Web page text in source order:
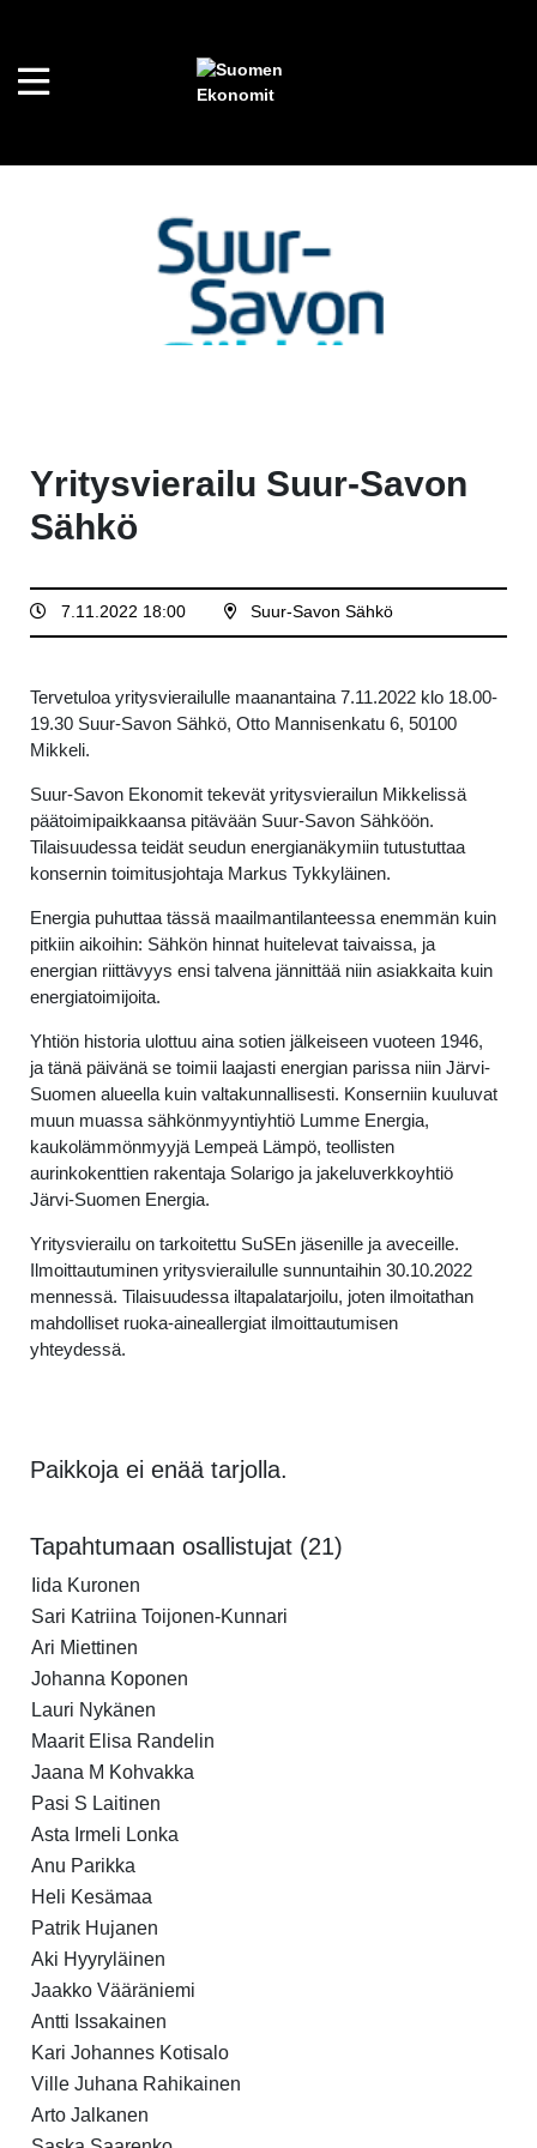
Yritysvierailu Suur-Savon
Sähkö
7.11.2022 18:00 Suur-Savon Sähkö
Tervetuloa yritysvierailulle maanantaina 7.11.2022 klo 18.00-
19.30 Suur-Savon Sähkö, Otto Mannisenkatu 6, 50100
Mikkeli.
Suur-Savon Ekonomit tekevät yritysvierailun Mikkelissä
päätoimipaikkaansa pitävään Suur-Savon Sähköön.
Tilaisuudessa teidät seudun energianäkymiin tutustuttaa
konsernin toimitusjohtaja Markus Tykkyläinen.
Energia puhuttaa tässä maailmantilanteessa enemmän kuin
pitkiin aikoihin: Sähkön hinnat huitelevat taivaissa, ja
energian riittävyys ensi talvena jännittää niin asiakkaita kuin
energiatoimijoita.
Yhtiön historia ulottuu aina sotien jälkeiseen vuoteen 1946,
ja tänä päivänä se toimii laajasti energian parissa niin Järvi-
Suomen alueella kuin valtakunnallisesti. Konserniin kuuluvat
muun muassa sähkönmyyntiyhtiö Lumme Energia,
kaukolämmönmyyjä Lempeä Lämpö, teollisten
aurinkokenttien rakentaja Solarigo ja jakeluverkkoyhtiö
Järvi-Suomen Energia.
Yritysvierailu on tarkoitettu SuSEn jäsenille ja aveceille.
Ilmoittautuminen yritysvierailulle sunnuntaihin 30.10.2022
mennessä. Tilaisuudessa iltapalatarjoilu, joten ilmoitathan
mahdolliset ruoka-aineallergiat ilmoittautumisen
yhteydessä.
Paikkoja ei enää tarjolla.
Tapahtumaan osallistujat (21)
Iida Kuronen
Sari Katriina Toijonen-Kunnari
Ari Miettinen
Johanna Koponen
Lauri Nykänen
Maarit Elisa Randelin
Jaana M Kohvakka
Pasi S Laitinen
Asta Irmeli Lonka
Anu Parikka
Heli Kesämaa
Patrik Hujanen
Aki Hyyryläinen
Jaakko Vääräniemi
Antti Issakainen
Kari Johannes Kotisalo
Ville Juhana Rahikainen
Arto Jalkanen